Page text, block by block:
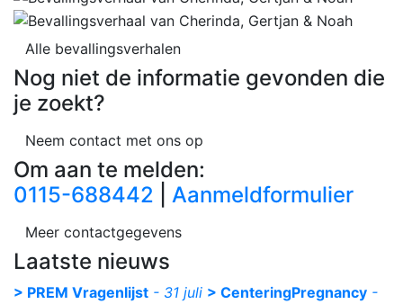
Alle bevallingsverhalen
Nog niet de informatie gevonden die
je zoekt?
Neem contact met ons op
Om aan te melden:
0115-688442
Aanmeldformulier
Meer contactgegevens
Laatste nieuws
> PREM Vragenlijst - 31 juli > CenteringPregnancy -